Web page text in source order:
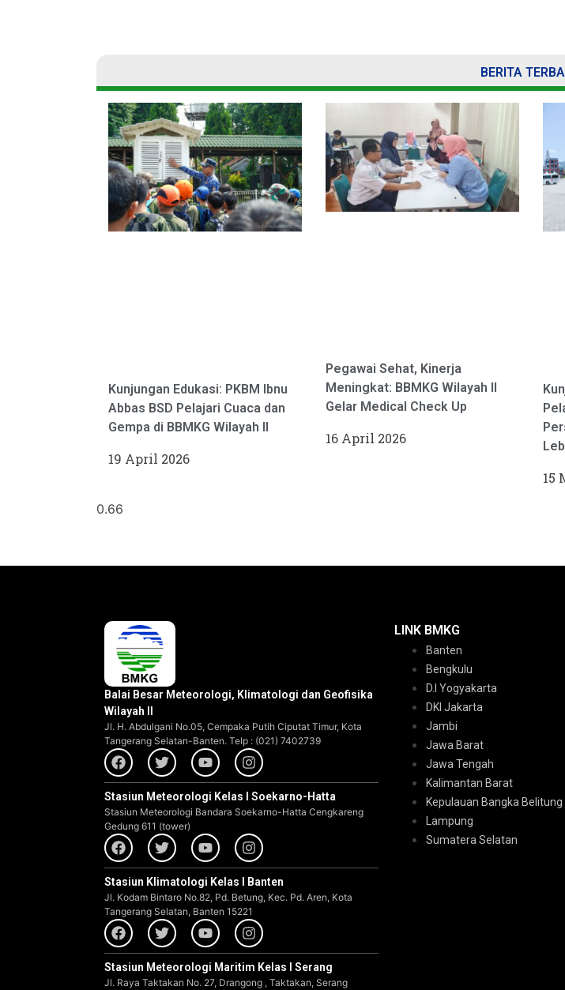
BERITA
Kunjungan Edukasi: PKBM Ibnu
Abbas BSD Pelajari Cuaca dan
Gempa di BBMKG Wilayah II
19 April 2026
Pegawai Sehat, Kinerja
Meningkat: BBMKG Wilayah II
Gelar Medical Check Up
16 April 2026
15
Balai Besar Meteorologi, Klimatologi dan Geofisika
Wilayah II
Jl. H. Abdulgani No.05, Cempaka Putih Ciputat Timur, Kota
Tangerang Selatan-Banten. Telp : (021) 7402739
Stasiun Meteorologi Kelas I Soekarno-Hatta
Stasiun Meteorologi Bandara Soekarno-Hatta Cengkareng
Gedung 611 (tower)
Stasiun Klimatologi Kelas I Banten
Jl. Kodam Bintaro No.82, Pd. Betung, Kec. Pd. Aren, Kota
Tangerang Selatan, Banten 15221
Stasiun Meteorologi Maritim Kelas I Serang
Jl. Raya Taktakan No. 27, Drangong , Taktakan, Serang
LINK BMKG
Banten
Bengkulu
D.I Yogyakarta
DKI Jakarta
Jambi
Jawa Barat
Jawa Tengah
Kalimantan Barat
Kepulauan Bangka Belitung
Lampung
Sumatera Selatan